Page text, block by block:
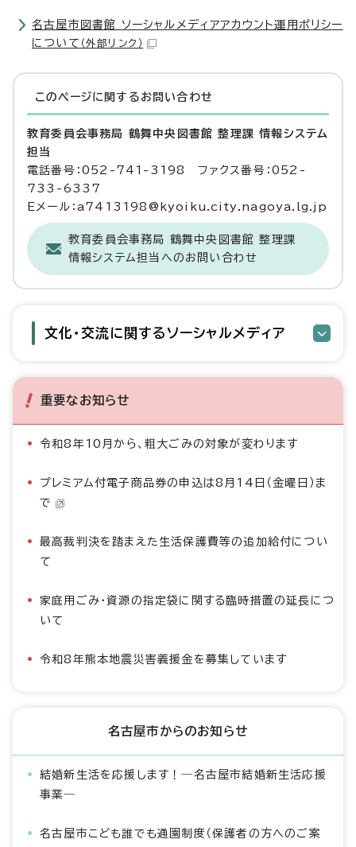
名古屋市図書館 ソーシャルメディアアカウント運用ポリシー
について （外部リンク）
このページに関する お問い合わせ
教育委員会事務局 鶴舞中央図書館 整理課 情報システム
担当
電話番号：052-741-3198 ファクス番号：052-
733-6337
Eメール：a7413198@kyoiku.city.nagoya.lg.jp
教育委員会事務局 鶴舞中央図書館 整理課
情報システム担当へのお問い合わせ
文化・交流に関するソーシャルメディア
重要なお知らせ
令和8年10月から、粗大ごみの対象が変わります
プレミアム付電子商品券の申込は8月14日（金曜日）ま
で
最高裁判決を踏まえた生活保護費等の追加給付につい
て
家庭用ごみ・資源の指定袋に関する臨時措置の延長につ
いて
令和8年熊本地震災害義援金を募集しています
名古屋市からのお知らせ
結婚新生活を応援します！―名古屋市結婚新生活応援
事業―
名古屋市こども誰でも通園制度（保護者の方へのご案